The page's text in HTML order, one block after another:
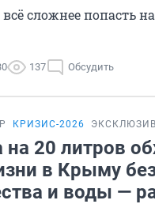
сложнее попасть
137 Обсудить
КРИЗИС-2026 ЭКСКЛЮЗИВ
на 20 литров
в Крыму
и воды —